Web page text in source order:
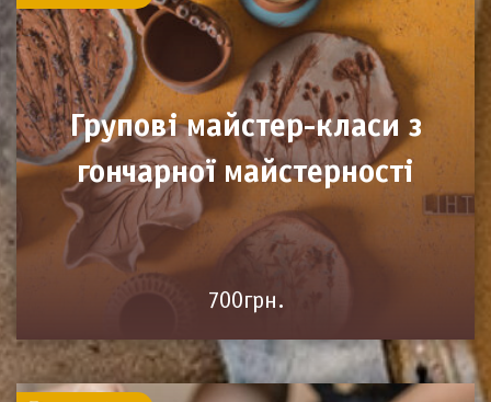
Групові майстер-класи з
гончарної майстерності
700грн.